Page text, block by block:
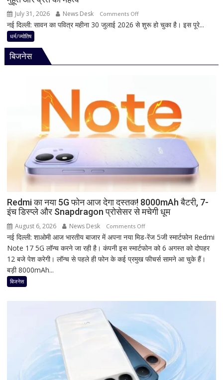
हृदयपीठ
का
July 31, 2026 News Desk Comments Offon
श्रावण
कर
तारीख,
और
व्रत
का
महत्व
नई दिल्ली: सावन का पवित्र महीना 30 जुलाई 2026 से शुरू हो चुका है। इस पूरे...
धर्म/ज्योतिष
बिजनेस
Redmi का नया 5G फोन आज देगा दस्तक! 8000mAh बैटरी, 7-
इंच डिस्प्ले और Snapdragon प्रोसेसर से मचेगी धूम
August 6, 2026 News Desk Comments Offon
Redmi
का
नया
देगा
दस्तक!
8000mAh
7-
इंच
डिस्प्ले
नई दिल्ली: शाओमी आज भारतीय बाजार में अपना नया मिड-रेंज 5जी स्मार्टफोन Redmi
Note 17 5G लॉन्च करने जा रही है। कंपनी इस स्मार्टफोन को 6 अगस्त को दोपहर
12 बजे पेश करेगी। लॉन्च से पहले ही फोन के कई प्रमुख फीचर्स सामने आ चुके हैं।
बड़ी 8000mAh...
बिजनेस